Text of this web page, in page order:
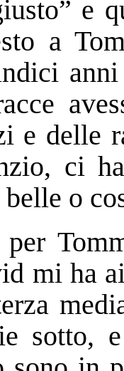
e
a
e delle
ci
o
mi ha
sotto,